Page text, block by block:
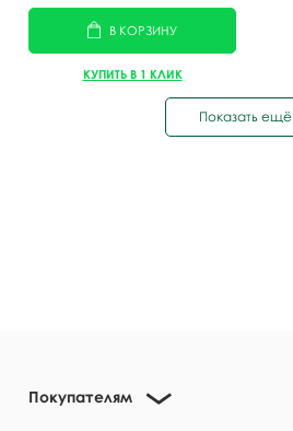
В КОРЗИНУ
КУПИТЬ В 1 КЛИК
Показать ещё
Покупателям